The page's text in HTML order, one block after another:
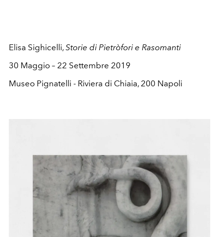
Elisa Sighicelli, Storie di Pietròfori e Rasomanti
30 Maggio – 22 Settembre 2019
Museo Pignatelli - Riviera di Chiaia, 200 Napoli